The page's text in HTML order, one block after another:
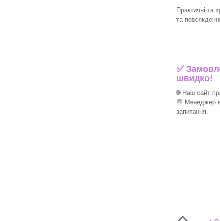
Практичні та
та
✅
швидко!
🌐 Наш сайт
💬 Менеджер
запитання.